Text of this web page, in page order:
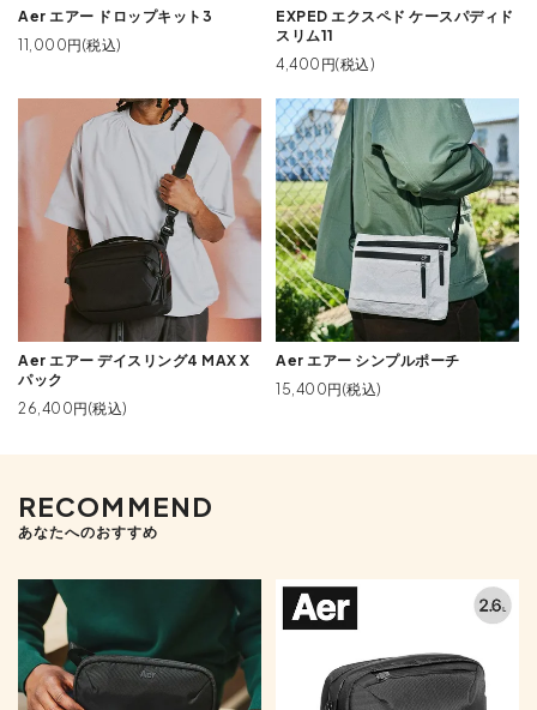
Aer エアー ドロップキット3
11,000円(税込)
EXPED エクスペド ケースパディド
スリム11
4,400円(税込)
Aer エアー デイスリング4 MAX X
パック
26,400円(税込)
Aer エアー シンプルポーチ
15,400円(税込)
RECOMMEND
あなたへのおすすめ